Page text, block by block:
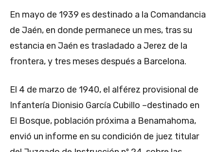
En mayo de 1939 es destinado a la Comandancia
de Jaén, en donde permanece un mes, tras su
estancia en Jaén es trasladado a Jerez de la
frontera, y tres meses después a Barcelona.
El 4 de marzo de 1940, el alférez provisional de
Infantería Dionisio García Cubillo –destinado en
El Bosque, población próxima a Benamahoma,
envió un informe en su condición de juez titular